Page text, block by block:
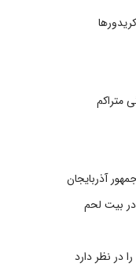
متراکم
آذربایجان
بیت‌ لحم